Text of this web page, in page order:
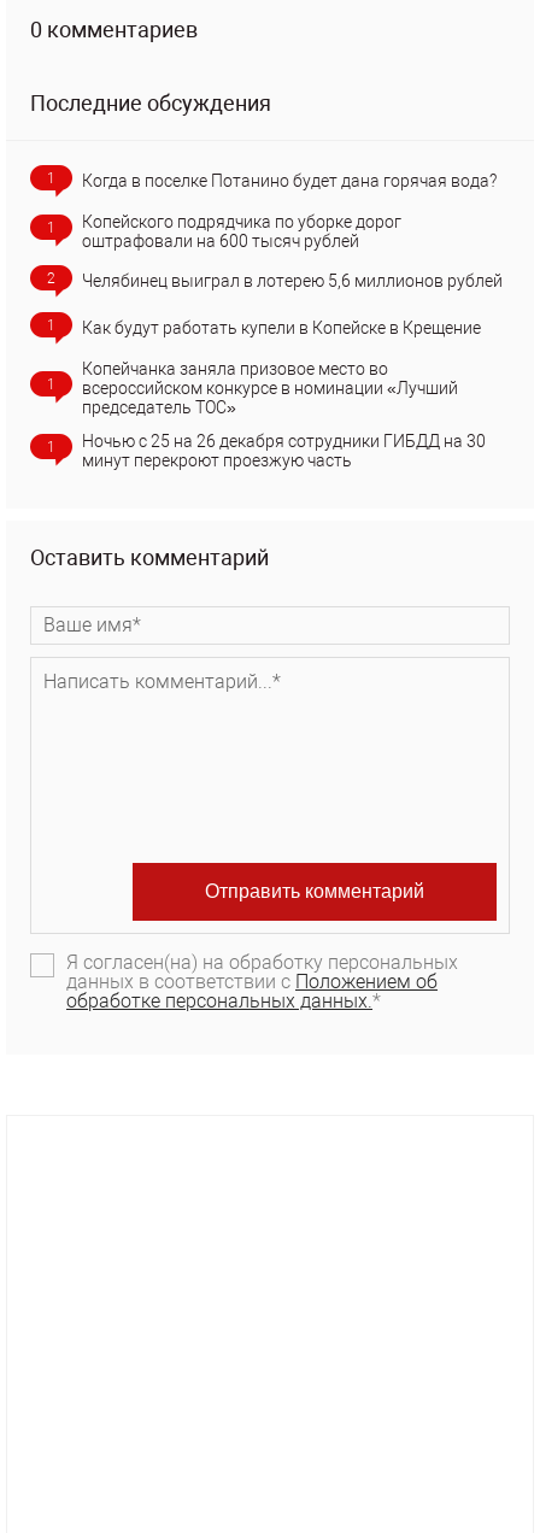
0 комментариев
Последние обсуждения
1 Когда в поселке Потанино будет дана горячая вода?
1
Копейского подрядчика по уборке дорог
оштрафовали на 600 тысяч рублей
2 Челябинец выиграл в лотерею 5,6 миллионов рублей
1 Как будут работать купели в Копейске в Крещение
1
Копейчанка заняла призовое место во
всероссийском конкурсе в номинации «Лучший
председатель ТОС»
1
Ночью с 25 на 26 декабря сотрудники ГИБДД на 30
минут перекроют проезжую часть
Оставить комментарий
Я согласен(на) на обработку персональных
данных в соответствии с Положением об
обработке персональных данных. *